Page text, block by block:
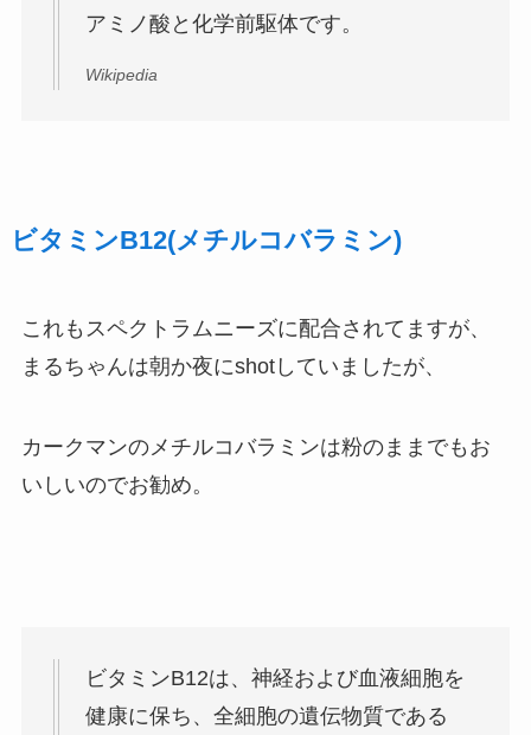
アミノ酸と化学前駆体です。
Wikipedia
ビタミンB12(メチルコバラミン)
これもスペクトラムニーズに配合されてますが、
まるちゃんは朝か夜にshotしていましたが、
カークマンのメチルコバラミンは粉のままでもお
いしいのでお勧め。
ビタミンB12は、神経および血液細胞を
健康に保ち、全細胞の遺伝物質である